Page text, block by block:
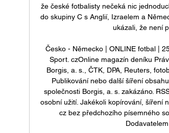
že české fotbalisty nečeká nic
do skupiny C s Anglií, Izraelem a
ukázali, že není
Česko - Německo | ONLINE fotbal |
Sport. czOnline magazín deníku
Borgis, a. s., ČTK, DPA, Reuters,
Publikování nebo další šíření
společnosti Borgis, a. s. zakázáno.
osobní užití. Jakékoli kopírování, šíření
cz bez předchozího písemného